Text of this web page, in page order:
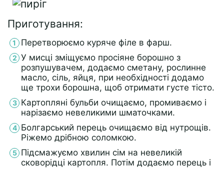
Приготування:
Перетворюємо куряче філе в фарш.
У мисці зміщуємо просіяне борошно з
розпушувачем, додаємо сметану, рослинне
масло, сіль, яйця, при необхідності додамо
ще трохи борошна, щоб отримати густе тісто.
Картопляні бульби очищаємо, промиваємо і
нарізаємо невеликими шматочками.
Болгарський перець очищаємо від нутрощів.
Ріжемо дрібною соломкою.
Підсмажуємо хвилин сім на невеликій
сковорідці картопля. Потім додаємо перець і